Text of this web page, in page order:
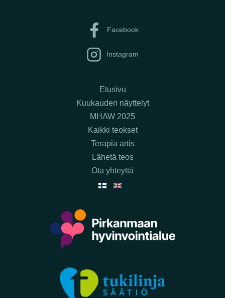
Facebook
Instagram
Etusivu
Kuukauden näyttelyt
MHAW 2025
Kaikki teokset
Terapia artis
Lähetä teos
Ota yhteyttä